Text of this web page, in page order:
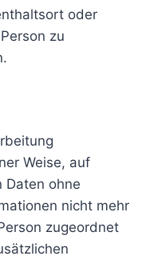
oder
zu
Weise, auf
Daten ohne
nicht mehr
zugeordnet